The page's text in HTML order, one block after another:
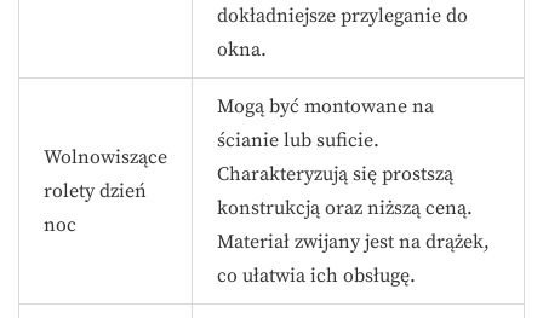
dokładniejsze przyleganie do
okna.
Wolnowiszące
rolety dzień
noc
Mogą być montowane na
ścianie lub suficie.
Charakteryzują się prostszą
konstrukcją oraz niższą ceną.
Materiał zwijany jest na drążek,
co ułatwia ich obsługę.